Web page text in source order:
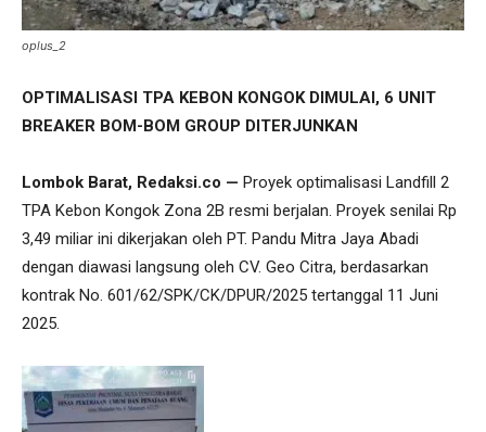
oplus_2
OPTIMALISASI TPA KEBON KONGOK DIMULAI, 6 UNIT
BREAKER BOM-BOM GROUP DITERJUNKAN
Lombok Barat, Redaksi.co — Proyek optimalisasi Landfill 2
TPA Kebon Kongok Zona 2B resmi berjalan. Proyek senilai Rp
3,49 miliar ini dikerjakan oleh PT. Pandu Mitra Jaya Abadi
dengan diawasi langsung oleh CV. Geo Citra, berdasarkan
kontrak No. 601/62/SPK/CK/DPUR/2025 tertanggal 11 Juni
2025.